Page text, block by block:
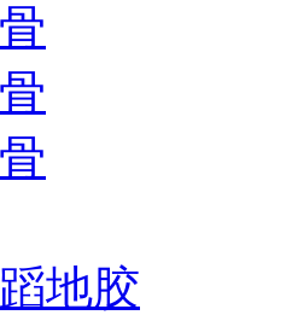
地胶